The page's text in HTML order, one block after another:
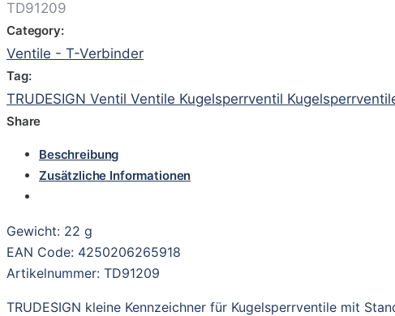
TD91209
Category:
Ventile - T-Verbinder
Tag:
TRUDESIGN Ventil Ventile Kugelsperrventil
Share
Beschreibung
Zusätzliche Informationen
Gewicht: 22 g
EAN Code: 4250206265918
Artikelnummer: TD91209
TRUDESIGN kleine Kennzeichner für Kugelsperrventile mit